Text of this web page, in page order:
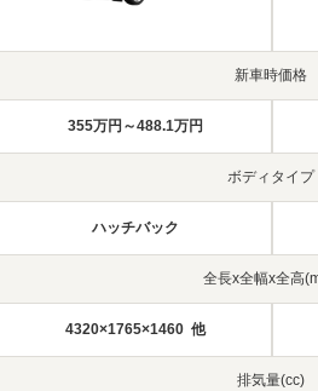
新車時価格
355万円～488.1万円
ボディタイプ
ハッチバック
全長x全幅x全高
4320×1765×1460 他
排気量(cc)